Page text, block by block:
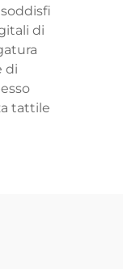
di
di
tattile